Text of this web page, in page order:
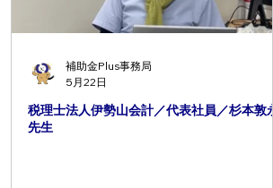
税理士法人伊勢山会計／代表社員／杉本敦永
先生
補助金Plus事務局
5月22日